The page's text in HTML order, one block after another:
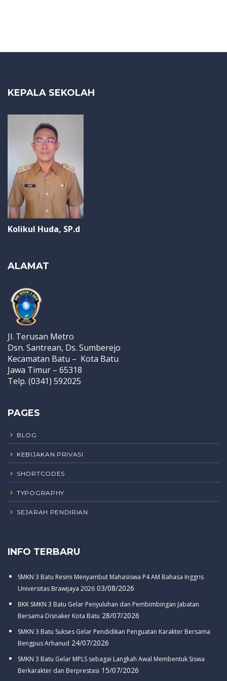
KEPALA SEKOLAH
Kolikul Huda, SP.d
ALAMAT
Jl. Terusan Metro
Dsn. Santrean, Ds. Sumberejo
Kecamatan Batu – Kota Batu
Jawa Timur – 65318
Telp. (0341) 592025
PAGES
BLOG
KEBIJAKAN PRIVASI
SHORTCODES
TYPOGRAPHY
SEJARAH PENDIRIAN
INFO TERBARU
SMKN 3 Batu Resmi Menyambut Mahasiswa P4 AM Bahasa Inggris
Universitas Brawijaya 2026 03/08/2026
BKK SMKN 3 Batu Gelar Penyuluhan dan Pembimbingan Jabatan
Bersama Disnaker Kota Batu 28/07/2026
SMKN 3 Batu Sukses Gelar Pendidikan Penguatan Karakter Bersama
Bengpus Arhanud 24/07/2026
SMKN 3 Batu Gelar MPLS sebagai Langkah Awal Membentuk Siswa
Berkarakter dan Berprestasi 15/07/2026